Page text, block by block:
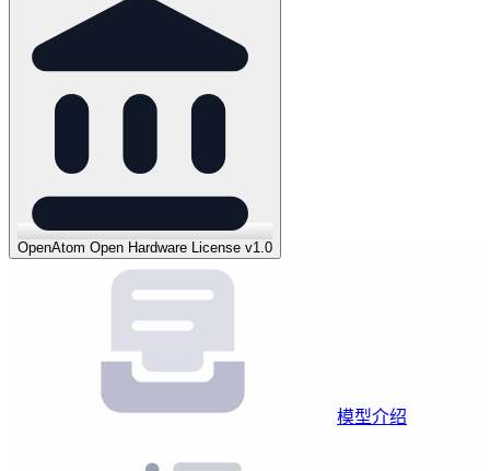
OpenAtom Open Hardware License v1.0
模型介绍